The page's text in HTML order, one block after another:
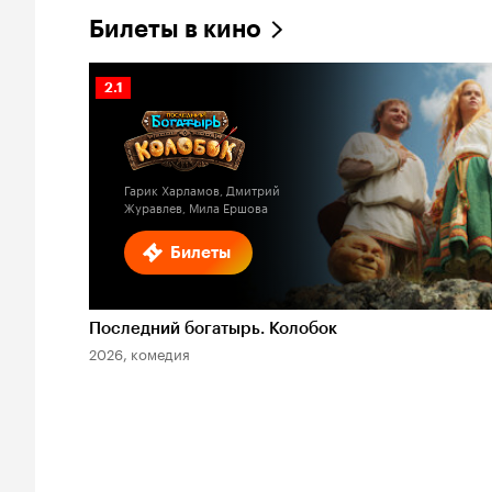
Билеты в кино
Билеты
Рейтинг
Кинопоиска
2.1
Гарик Харламов, Дмитрий
Журавлев, Мила Ершова
Последний богатырь. Колобок
2026, комедия